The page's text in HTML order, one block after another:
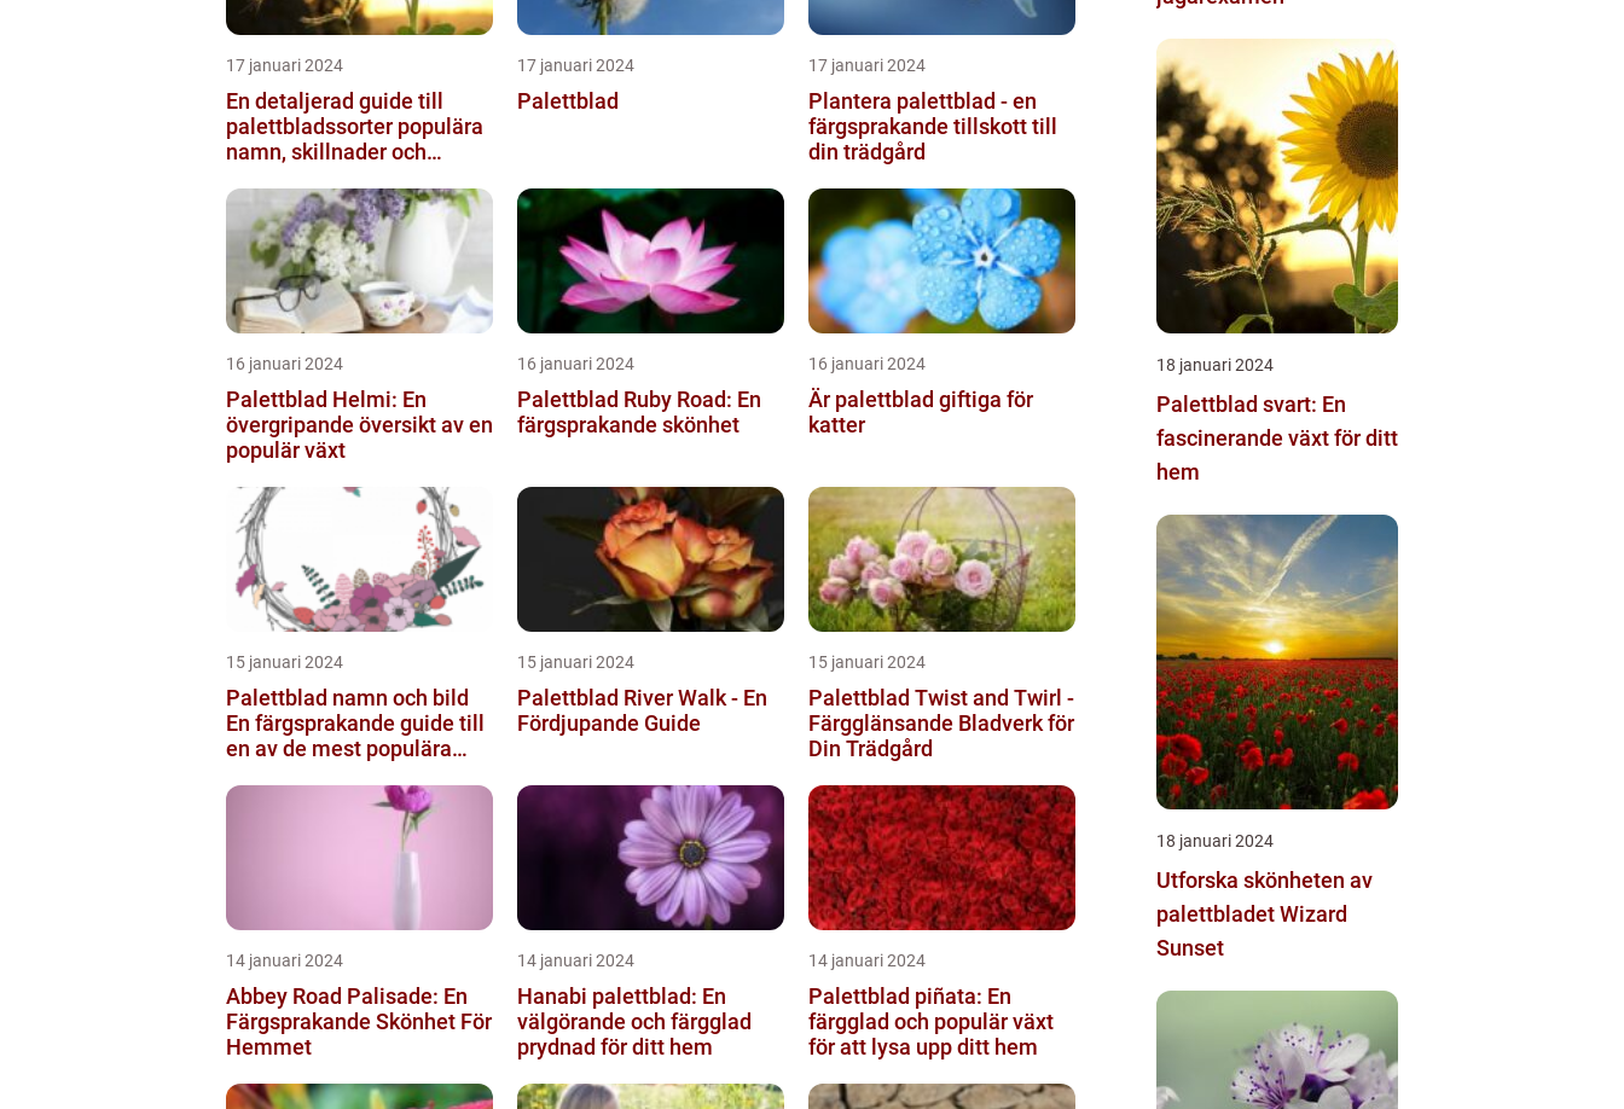
17 januari 2024
En detaljerad guide till
palettbladssorter populära
namn, skillnader och
17 januari 2024
Palettblad
17 januari 2024
Plantera palettblad - en
färgsprakande tillskott till
din trädgård
16 januari 2024
Palettblad Helmi: En
övergripande översikt av en
populär växt
16 januari 2024
Palettblad Ruby Road: En
färgsprakande skönhet
16 januari 2024
Är palettblad giftiga för
katter
15 januari 2024
Palettblad namn och bild
En färgsprakande guide till
en av de mest populära
15 januari 2024
Palettblad River Walk - En
Fördjupande Guide
15 januari 2024
Palettblad Twist and Twirl -
Färgglänsande Bladverk för
Din Trädgård
14 januari 2024
Abbey Road Palisade: En
Färgsprakande Skönhet För
Hemmet
14 januari 2024
Hanabi palettblad: En
välgörande och färgglad
prydnad för ditt hem
14 januari 2024
Palettblad piñata: En
färgglad och populär växt
för att lysa upp ditt hem
18 januari 2024
Palettblad svart: En
fascinerande växt för ditt
hem
18 januari 2024
Utforska skönheten av
palettbladet Wizard
Sunset